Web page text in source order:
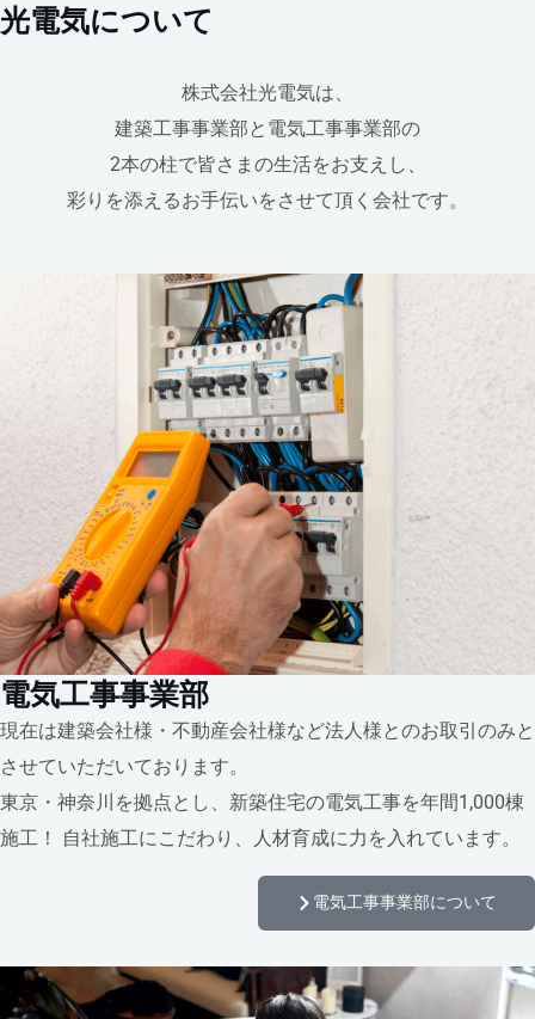
光電気について
株式会社光電気は、
建築工事事業部と電気工事事業部の
2本の柱で皆さまの生活をお支えし、
彩りを添えるお手伝いをさせて頂く会社です。
電気工事事業部
現在は建築会社様・不動産会社様など法人様とのお取引のみと
させていただいております。
東京・神奈川を拠点とし、新築住宅の電気工事を年間1,000棟
施工！ 自社施工にこだわり、人材育成に力を入れています。
電気工事事業部について